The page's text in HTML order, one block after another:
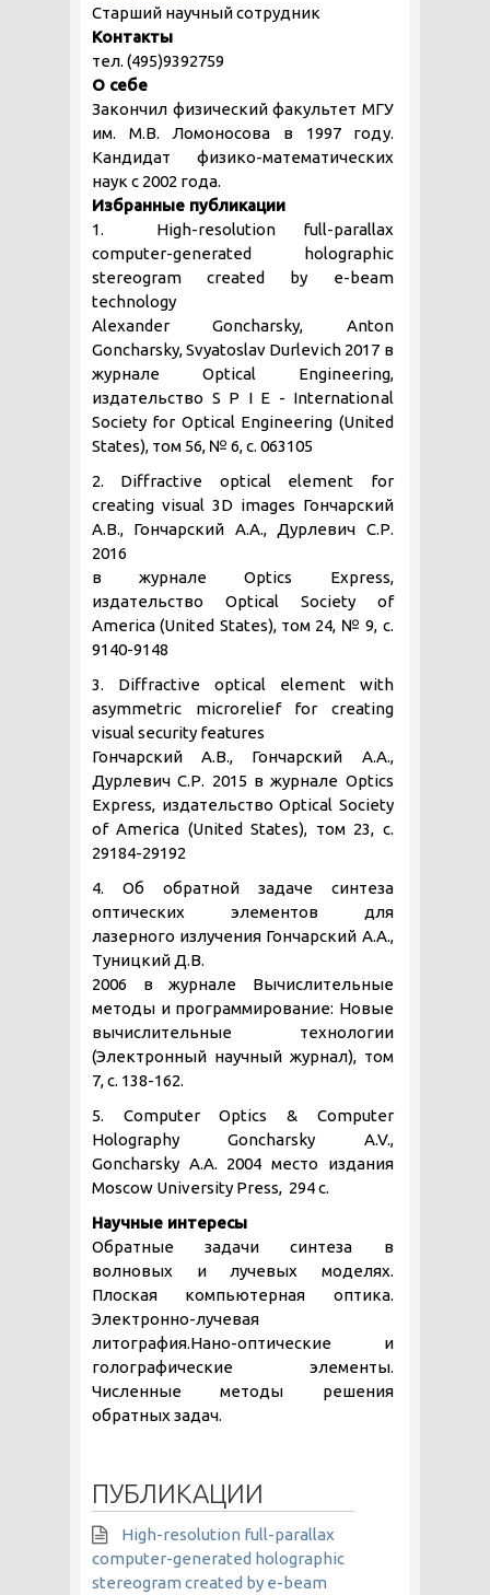
Старший научный сотрудник
Контакты
тел. (495)9392759
О себе
Закончил физический факультет МГУ
им. М.В. Ломоносова в 1997 году.
Кандидат физико-математических
наук с 2002 года.
Избранные публикации
1. High-resolution full-parallax
computer-generated holographic
stereogram created by e-beam
technology
Alexander Goncharsky, Anton
Goncharsky, Svyatoslav Durlevich 2017 в
журнале Optical Engineering,
издательство S P I E - International
Society for Optical Engineering (United
States), том 56, № 6, с. 063105
2. Diffractive optical element for
creating visual 3D images Гончарский
А.В., Гончарский А.А., Дурлевич С.Р.
2016
в журнале Optics Express,
издательство Optical Society of
America (United States), том 24, № 9, с.
9140-9148
3. Diffractive optical element with
asymmetric microrelief for creating
visual security features
Гончарский А.В., Гончарский А.А.,
Дурлевич С.Р. 2015 в журнале Optics
Express, издательство Optical Society
of America (United States), том 23, с.
29184-29192
4. Об обратной задаче синтеза
оптических элементов для
лазерного излучения Гончарский А.А.,
Туницкий Д.В.
2006 в журнале Вычислительные
методы и программирование: Новые
вычислительные технологии
(Электронный научный журнал), том
7, с. 138-162.
5. Computer Optics & Computer
Holography Goncharsky A.V.,
Goncharsky A.A. 2004 место издания
Moscow University Press, 294 с.
Научные интересы
Обратные задачи синтеза в
волновых и лучевых моделях.
Плоская компьютерная оптика.
Электронно-лучевая
литография.Нано-оптические и
голографические элементы.
Численные методы решения
обратных задач.
ПУБЛИКАЦИИ
High-resolution full-parallax
computer-generated holographic
stereogram created by e-beam